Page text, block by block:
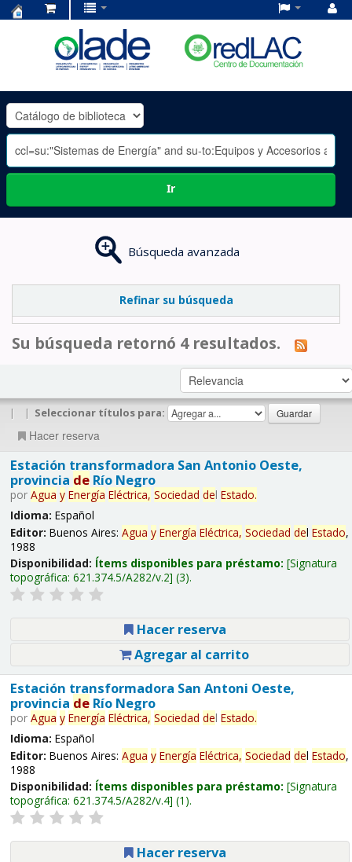
OLADE
-
Ir
Búsqueda avanzada
Refinar su búsqueda
Su búsqueda retornó 4 resultados.
| | Seleccionar títulos para:
Hacer reserva
Estación transformadora San Antonio Oeste,
provincia deRío Negro
por Agua y Energía Eléctrica, Sociedad del Estado.
Idioma: Español
Editor: Buenos Aires: Agua y Energía Eléctrica, Sociedad del Estado,
1988
Disponibilidad: Ítems disponibles para préstamo: Signatura
topográfica: 621.374.5/A282/v.2 (3).
Hacer reserva
Agregar al carrito
Estación transformadora San Antoni Oeste,
provincia deRío Negro
por Agua y Energía Eléctrica, Sociedad del Estado.
Idioma: Español
Editor: Buenos Aires: Agua y Energía Eléctrica, Sociedad del Estado,
1988
Disponibilidad: Ítems disponibles para préstamo: Signatura
topográfica: 621.374.5/A282/v.4 (1).
Hacer reserva